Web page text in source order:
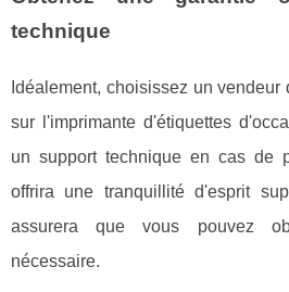
technique
Idéalement, choisissez un
sur l'imprimante d'étiquettes
un support technique en cas de
offrira une tranquillité d'esprit
assurera que vous pouvez
nécessaire.